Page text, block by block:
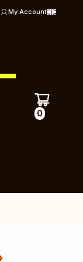
My Account
0